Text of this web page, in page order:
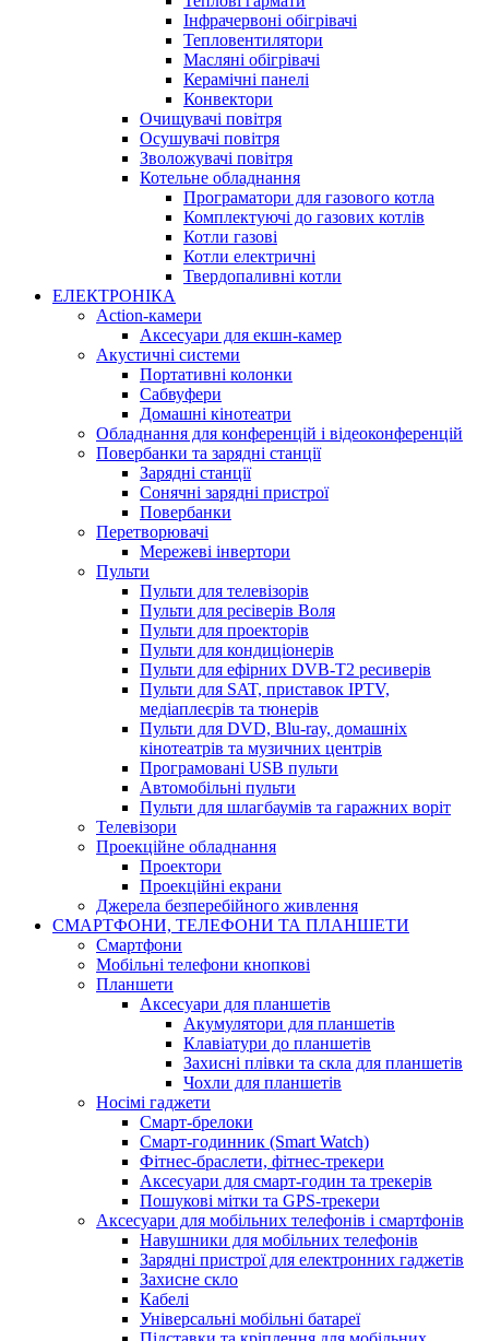
Інфрачервоні обігрівачі
Тепловентилятори
Масляні обігрівачі
Керамічні панелі
Конвектори
Очищувачі повітря
Осушувачі повітря
Зволожувачі повітря
Котельне обладнання
Програматори для газового котла
Комплектуючі до газових котлів
Котли газові
Котли електричні
Твердопаливні котли
ЕЛЕКТРОНІКА
Action-камери
Аксесуари для екшн-камер
Акустичні системи
Портативні колонки
Сабвуфери
Домашні кінотеатри
Обладнання для конференцій і відеоконференцій
Повербанки та зарядні станції
Зарядні станції
Сонячні зарядні пристрої
Повербанки
Перетворювачі
Мережеві інвертори
Пульти
Пульти для телевізорів
Пульти для ресіверів Воля
Пульти для проекторів
Пульти для кондиціонерів
Пульти для ефірних DVB-T2 ресиверів
Пульти для SAT, приставок IPTV,
медіаплеєрів та тюнерів
Пульти для DVD, Blu-ray, домашніх
кінотеатрів та музичних центрів
Програмовані USB пульти
Автомобільні пульти
Пульти для шлагбаумів та гаражних воріт
Телевізори
Проекційне обладнання
Проектори
Проекційні екрани
Джерела безперебійного живлення
СМАРТФОНИ, ТЕЛЕФОНИ ТА ПЛАНШЕТИ
Смартфони
Мобільні телефони кнопкові
Планшети
Аксесуари для планшетів
Акумулятори для планшетів
Клавіатури до планшетів
Захисні плівки та скла для планшетів
Чохли для планшетів
Носімі гаджети
Смарт-брелоки
Смарт-годинник (Smart Watch)
Фітнес-браслети, фітнес-трекери
Аксесуари для смарт-годин та трекерів
Пошукові мітки та GPS-трекери
Аксесуари для мобільних телефонів і смартфонів
Навушники для мобільних телефонів
Зарядні пристрої для електронних гаджетів
Захисне скло
Кабелі
Універсальні мобільні батареї